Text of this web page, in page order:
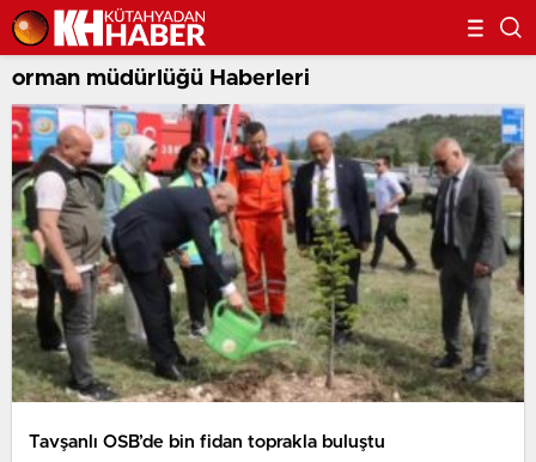
orman müdürlüğü Haberleri
Tavşanlı OSB’de bin fidan toprakla buluştu